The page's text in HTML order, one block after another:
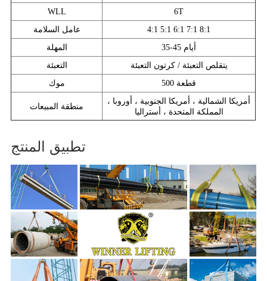
WLL
6T
عامل السلامة
4:1 5:1 6:1 7:1 8:1
المهلة
35-45 أيام
التعبئة
يتقلص التعبئة / كرتون التعبئة
موك
500 قطعة
منطقة المبيعات
أمريكا الشمالية ، أمريكا الجنوبية ، أوروبا ،
المملكة المتحدة ، أستراليا
تطبيق المنتج